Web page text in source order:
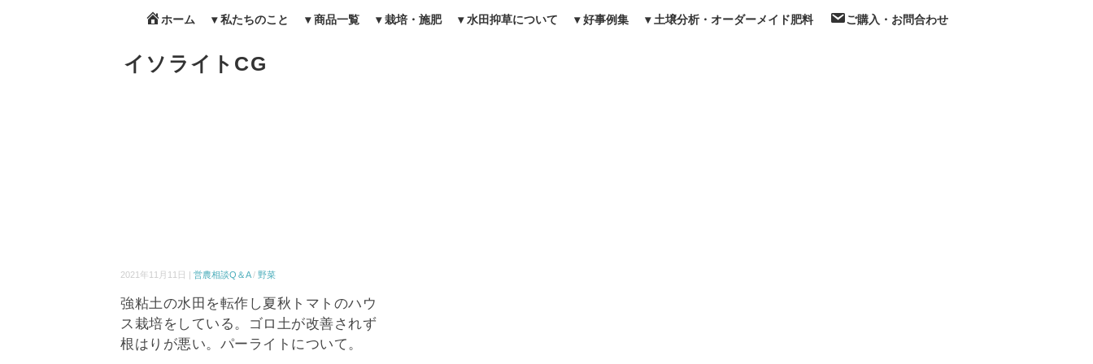
ホーム ▾ 私たちのこと ▾ 商品一覧 ▾ 栽培・施肥 ▾ 水田抑草について ▾ 好事例集 ▾ 土壌分析・オーダーメイド肥料 ご購入・お問合わせ
イソライトCG
2021年11月11日 |営農相談Q＆A/野菜
強粘土の水田を転作し夏秋トマトのハウ
ス栽培をしている。ゴロ土が改善されず
根はりが悪い。パーライトについて。